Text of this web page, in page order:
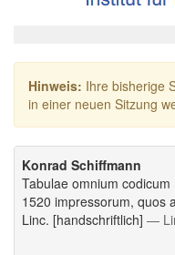
Hinweis: Ihre bisherige
in einer neuen Sitzung
Konrad Schiffmann
Tabulae omnium
1520 impressorum, quos
Linc. [handschriftlich] —